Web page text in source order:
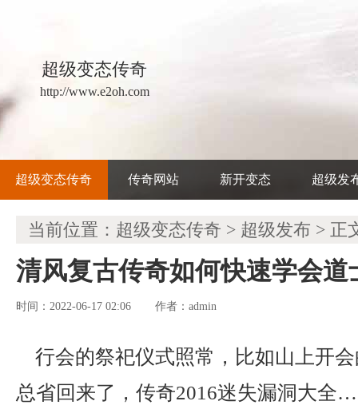
超级变态传奇
http://www.e2oh.com
超级变态传奇 传奇网站 新开变态 超级发
当前位置： 超级变态传奇 > 超级发布 > 正
清风复古传奇如何快速学会道
时间：2022-06-17 02:06 作者： admin
行会的祭祀仪式照常，比如山上开
总省回来了，传奇2016迷失漏洞大